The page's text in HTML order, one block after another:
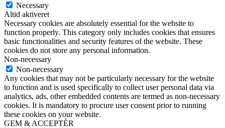
Necessary
Altid aktiveret
Necessary cookies are absolutely essential for the website to
function properly. This category only includes cookies that ensures
basic functionalities and security features of the website. These
cookies do not store any personal information.
Non-necessary
Non-necessary
Any cookies that may not be particularly necessary for the website
to function and is used specifically to collect user personal data via
analytics, ads, other embedded contents are termed as non-necessary
cookies. It is mandatory to procure user consent prior to running
these cookies on your website.
GEM & ACCEPTÈR